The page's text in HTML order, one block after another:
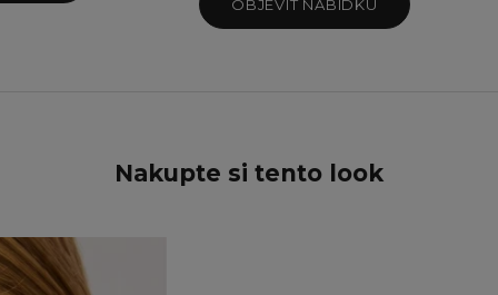
Teal Sparkle
OBJEVIT NABÍDKU
Nakupte si tento look